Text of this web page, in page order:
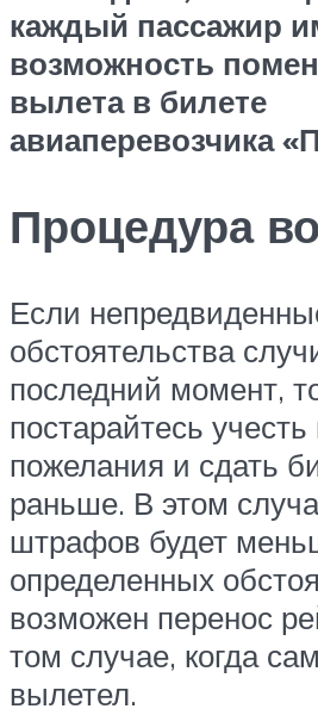
каждый пассажир
возможность
вылета в билете
авиаперевозчика
Процедура
Если
обстоятельства
последний момент,
постарайтесь
пожелания и сдать
раньше. В этом
штрафов будет
определенных
возможен перенос
том случае, когда
вылетел.